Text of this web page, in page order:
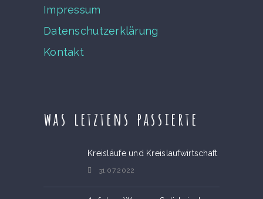
Impressum
Datenschutzerklärung
Kontakt
was letztens passierte
Kreisläufe und Kreislaufwirtschaft
31.07.2022